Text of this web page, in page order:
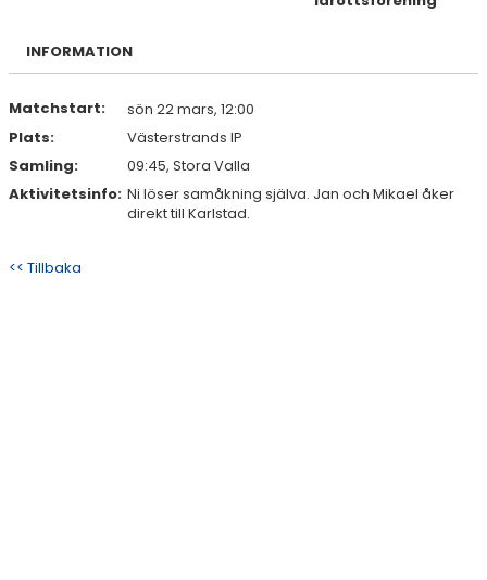
DOKUMENT
INFORMATION
Matchstart:
sön 22 mars, 12:00
Plats:
Västerstrands IP
Samling:
09:45, Stora Valla
Aktivitetsinfo: Ni löser samåkning själva. Jan och Mikael åker
direkt till Karlstad.
<< Tillbaka